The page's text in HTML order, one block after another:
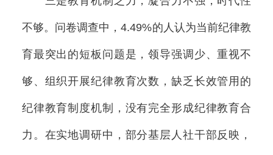
不够。问卷调查中，4.49%的人认为当前纪律教
育最突出的短板问题是，领导强调少、重视不
够、组织开展纪律教育次数，缺乏长效管用的
纪律教育制度机制，没有完全形成纪律教育合
力。在实地调研中，部分基层人社干部反映，